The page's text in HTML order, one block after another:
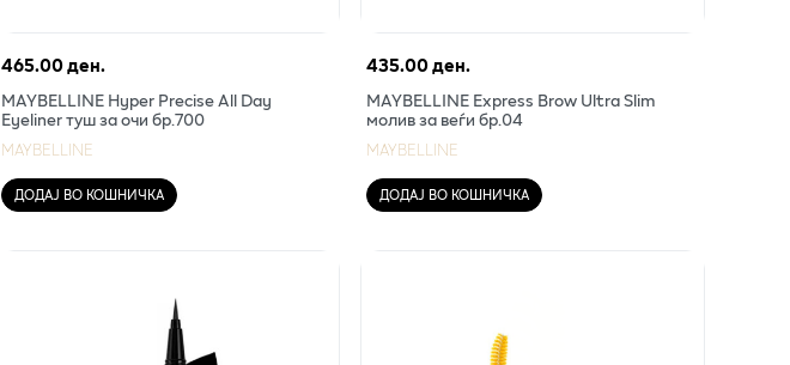
465.00 ден.
MAYBELLINE Hyper Precise All Day
Eyeliner туш за очи бр.700
MAYBELLINE
ДОДАЈ ВО КОШНИЧКА
435.00 ден.
MAYBELLINE Express Brow Ultra Slim
молив за веѓи бр.04
MAYBELLINE
ДОДАЈ ВО КОШНИЧКА